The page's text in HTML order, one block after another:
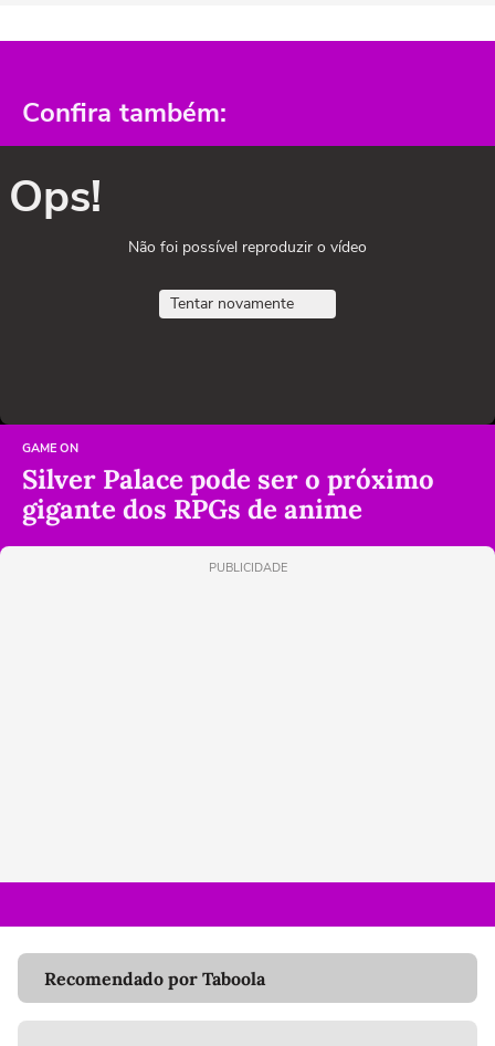
Confira também:
Ops!
Não foi possível reproduzir o vídeo
Tentar novamente
GAME ON
Silver Palace pode ser o próximo
gigante dos RPGs de anime
PUBLICIDADE
Recomendado por Taboola